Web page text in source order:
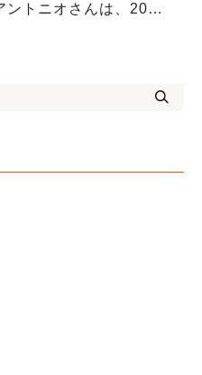
トニオさんは、2022
第一長編小説『On